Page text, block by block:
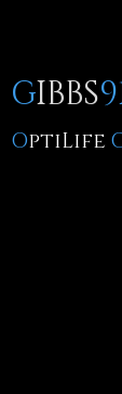
GIBBS
OptiLife